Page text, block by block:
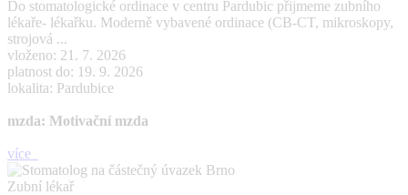
Do stomatologické ordinace v centru Pardubic přijmeme zubního
lékaře- lékařku. Moderně vybavené ordinace (CB-CT, mikroskopy,
strojová ...
vloženo: 21. 7. 2026
platnost do: 19. 9. 2026
lokalita: Pardubice
mzda: Motivační mzda
více
Zubní lékař